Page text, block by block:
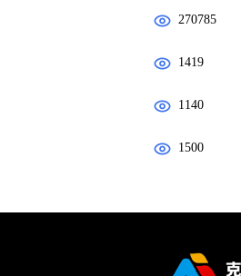
270785
1419
1140
1500